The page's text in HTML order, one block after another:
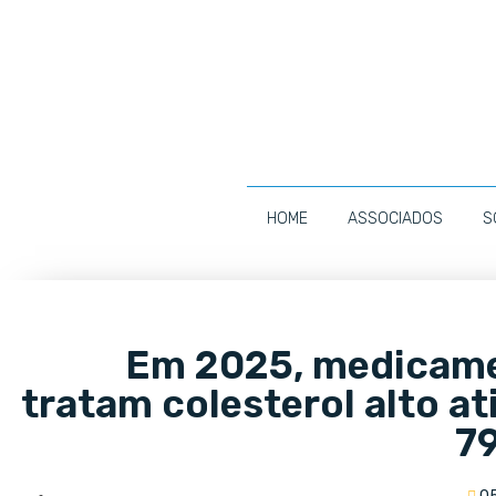
HOME ASSOCIADOS
Em 2025,
tratam colesterol alto